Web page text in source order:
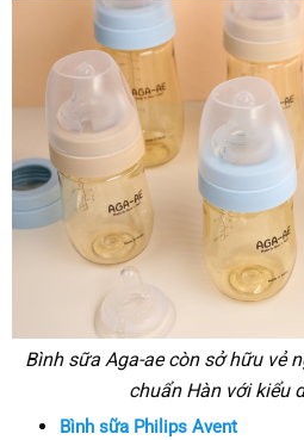
Bình sữa Aga-ae còn sở hữu vẻ
chuẩn Hàn với kiểu
Bình sữa Philips Avent